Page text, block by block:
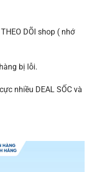
DÕI shop ( nhớ
bị lỗi.
nhiều DEAL SỐC và